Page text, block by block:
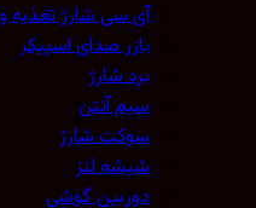
آی سی شارژ تغذیه و آنتن
بازر صدای اسپیکر
برد شارژ
سیم آنتن
سوکت شارژ
شیشه لنز
دوربین گوشی